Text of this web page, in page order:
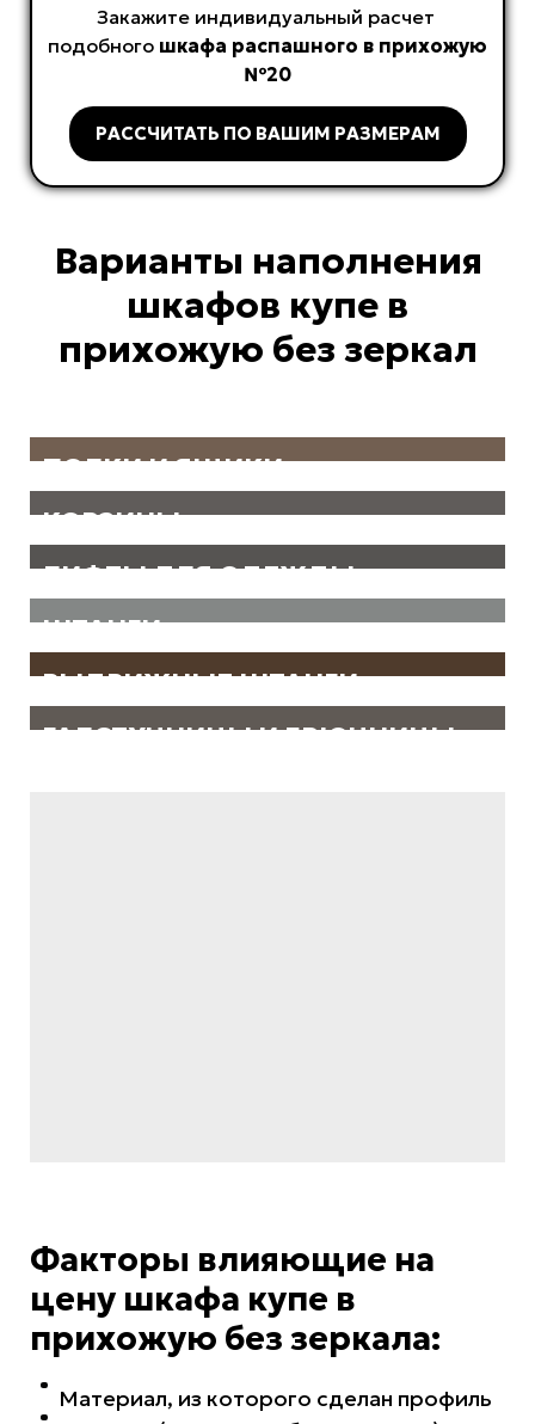
Закажите индивидуальный расчет
подобного шкафа распашного в прихожую
№20
РАССЧИТАТЬ ПО ВАШИМ РАЗМЕРАМ
Варианты наполнения
шкафов купе в
прихожую без зеркал
ПОЛКИ И ЯЩИКИ
КОРЗИНЫ
ЛИФТЫ ДЛЯ ОДЕЖДЫ
ШТАНГИ
ВЫДВИЖНЫЕ ШТАНГИ
ГАЛСТУЧНИЦЫ И БРЮЧНИЦЫ
Факторы влияющие на
цену шкафа купе в
прихожую без зеркала:
Материал, из которого сделан профиль